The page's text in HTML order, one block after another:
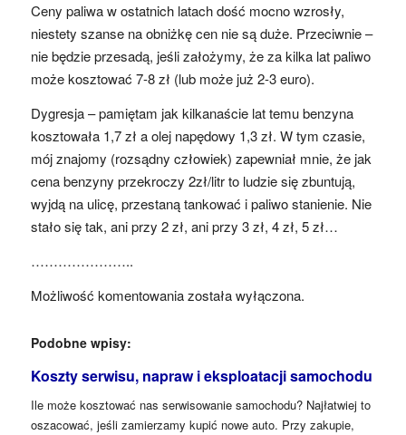
Ceny paliwa w ostatnich latach dość mocno wzrosły,
niestety szanse na obniżkę cen nie są duże. Przeciwnie –
nie będzie przesadą, jeśli założymy, że za kilka lat paliwo
może kosztować 7-8 zł (lub może już 2-3 euro).
Dygresja – pamiętam jak kilkanaście lat temu benzyna
kosztowała 1,7 zł a olej napędowy 1,3 zł. W tym czasie,
mój znajomy (rozsądny człowiek) zapewniał mnie, że jak
cena benzyny przekroczy 2zł/litr to ludzie się zbuntują,
wyjdą na ulicę, przestaną tankować i paliwo stanienie. Nie
stało się tak, ani przy 2 zł, ani przy 3 zł, 4 zł, 5 zł…
…………………..
Możliwość komentowania została wyłączona.
Podobne wpisy:
Koszty serwisu, napraw i eksploatacji samochodu
Ile może kosztować nas serwisowanie samochodu? Najłatwiej to
oszacować, jeśli zamierzamy kupić nowe auto. Przy zakupie,